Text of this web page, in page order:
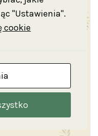
"Ustawienia".
cookie